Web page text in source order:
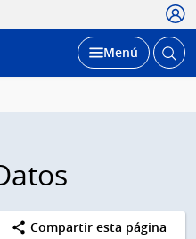
Desplegar
Menú Abrir
Compartir esta página